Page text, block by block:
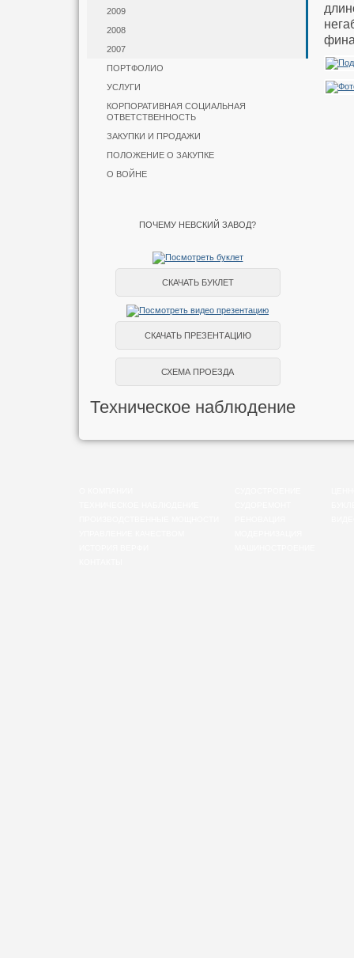
2009
2008
2007
ПОРТФОЛИО
УСЛУГИ
КОРПОРАТИВНАЯ СОЦИАЛЬНАЯ
ОТВЕТСТВЕННОСТЬ
ЗАКУПКИ И ПРОДАЖИ
ПОЛОЖЕНИЕ О ЗАКУПКЕ
О ВОЙНЕ
ПОЧЕМУ НЕВСКИЙ ЗАВОД?
СКАЧАТЬ БУКЛЕТ
СКАЧАТЬ ПРЕЗЕНТАЦИЮ
СХЕМА ПРОЕЗДА
Техническое наблюдение